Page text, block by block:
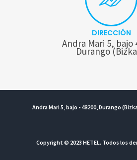
DIRECCIÓN
Andra Mari 5, bajo
Durango
Andra Mari 5, bajo • 48200, Durango
Copyright © 2023 HETEL. Todos los